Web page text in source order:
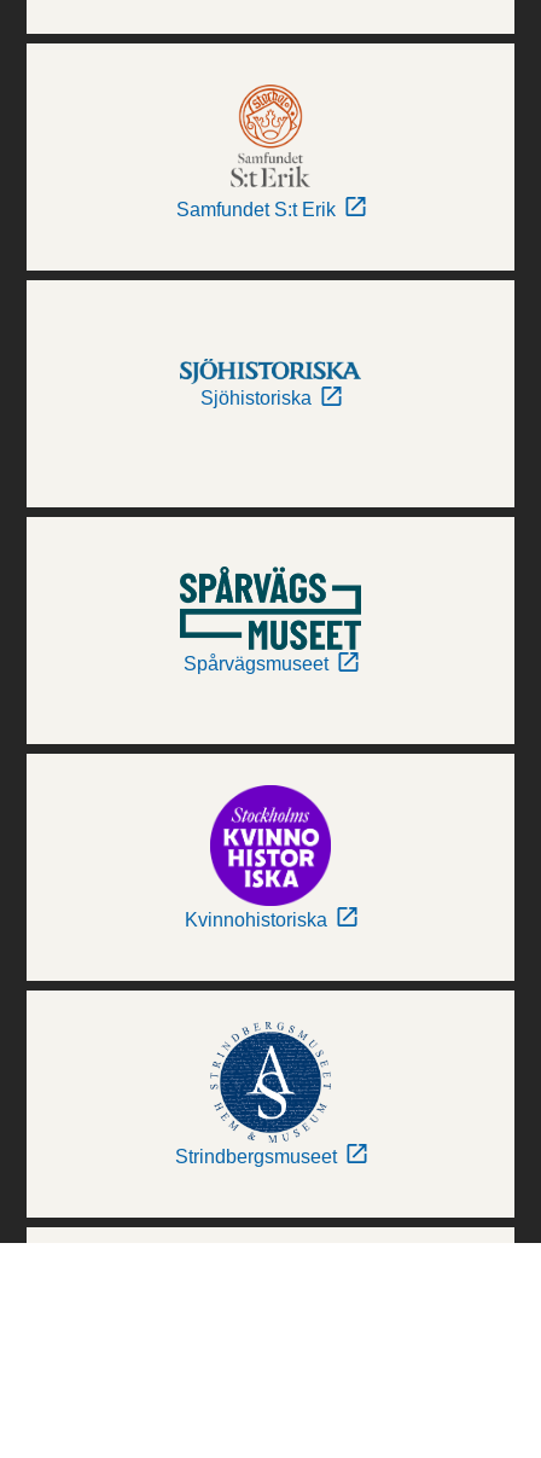
Samfundet S:t Erik
Sjöhistoriska
Spårvägsmuseet
Kvinnohistoriska
Strindbergsmuseet